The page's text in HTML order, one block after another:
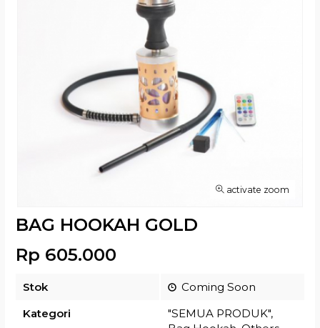
activate zoom
BAG HOOKAH GOLD
Rp 605.000
Stok
Coming Soon
Kategori
"SEMUA PRODUK",